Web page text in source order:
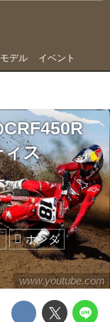
デル イベント
www.youtube.com
ィス
ホンダ